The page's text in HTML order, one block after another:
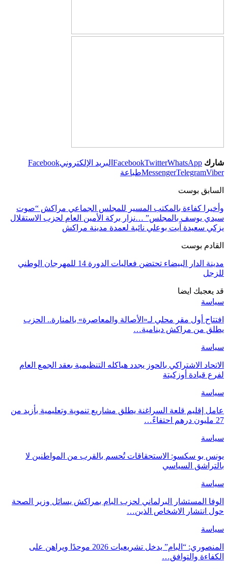
شارك FacebookTwitterWhatsApp البريد الإلكترونيFacebook
MessengerTelegramViber طباعة
السابق بوست
وأخيرا كفاءة بالمكتب المسير للمجلس الجماعي مراكش “صوت
سيدي يوسف بالمجلس” …نزار بركة الأمين العام لحزب الاستقلال
يزكي سعيدة آيت بوعلي نائبة لعمدة مدينة مراكش
القادم بوست
مدينة الدار البيضاء تحتضن فعاليات الدورة 14 للمهرجان الوطني
للزجل
قد يعجبك ايضا
سياسة
افتتاح أول مقر محلي لـ«الأصالة والمعاصرة» بالمنارة.. الحزب
يطلق من مراكش دينامية…
سياسة
الاتحاد الاشتراكي بالحوز يجدد هياكله التنظيمية بعقد الجمع العام
لفرع قيادة أوزكيتة
سياسة
عامل إقليم قلعة السراغنة يطلق مشاريع تنموية وتعليمية بأزيد من
27 مليون درهم احتفاءً…
سياسة
يونس بو سكسو: الاستحقاقات تُحسم بالقرب من المواطنين لا
بالتراشق السياسي
سياسة
الوفا المستشار البرلماني لحزب البام بمراكش يسائل وزير الصحة
حول انتشار الاشخاص الذين…
سياسة
المنصوري: “البام” يدخل تشريعيات 2026 موحدًا ويراهن على
الكفاءة والتوافق…